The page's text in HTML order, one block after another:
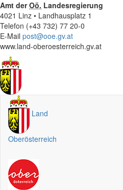
Amt derOö. Landesregierung
4021 Linz • Landhausplatz 1
Telefon (+43 732) 77 20-0
E-Mail post@ooe.gv.at
www.land-oberoesterreich.gv.at
Land
Oberösterreich